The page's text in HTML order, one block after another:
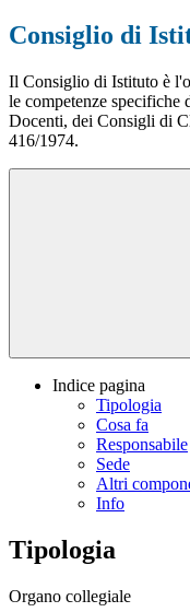
Consiglio di
Il Consiglio di Istituto è
le competenze
Docenti, dei Consigli di
416/1974.
Indice pagina
Tipologia
Cosa fa
Responsabile
Sede
Altri
Info
Tipologia
Organo collegiale